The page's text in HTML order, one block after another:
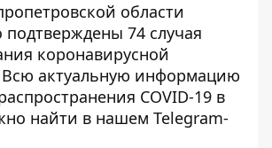
области
подтверждены 74 случая
коронавирусной
актуальную информацию
COVID-19 в
найти в нашем Telegram-